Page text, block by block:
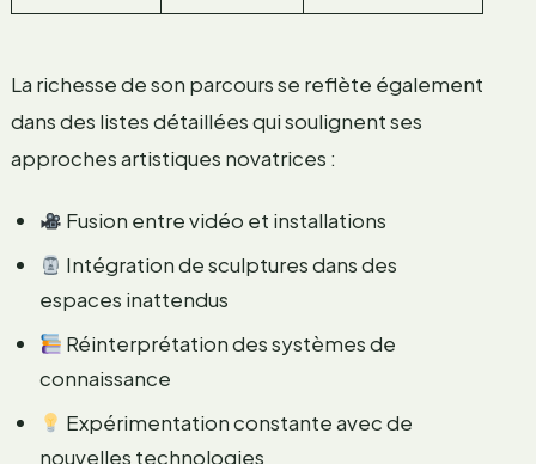
La richesse de son parcours se reflète également
dans des listes détaillées qui soulignent ses
approches artistiques novatrices :
Fusion entre vidéo et installations
Intégration de sculptures dans des
espaces inattendus
Réinterprétation des systèmes de
connaissance
Expérimentation constante avec de
nouvelles technologies